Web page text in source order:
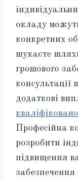
окладу
конкретних
шукаєте
грошового
додаткові
Професійна
розробити
підвищення